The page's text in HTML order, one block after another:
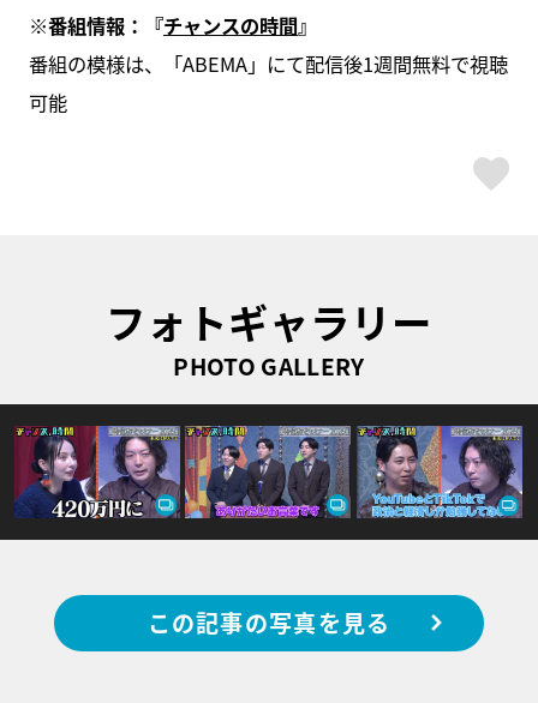
※番組情報：『チャンスの時間』
番組の模様は、「ABEMA」にて配信後1週間無料で視聴
可能
フォトギャラリー
PHOTO GALLERY
この記事の写真を見る